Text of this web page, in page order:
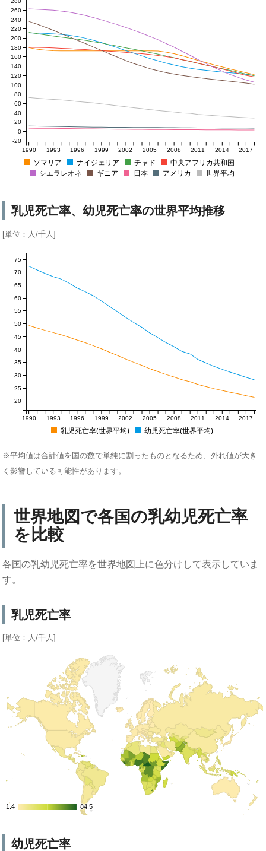
1990 1993 1996 1999 2002 2005 2008 2011 2014 2017
-20
0
20
40
60
80
100
120
140
160
180
200
220
240
260
ソマリア ナイジェリア チャド
中央アフリカ共和国
シエラレオネ
ギニア 日本 アメリカ 世界平均
乳児死亡率、幼児死亡率の世界平均推移
[単位：人/千人]
1990 1993 1996 1999 2002 2005 2008 2011 2014 2017
20
25
30
35
40
45
50
55
60
65
70
75
乳児死亡率(世界平均) 幼児死亡率(世界平均)
※平均値は合計値を国の数で単純に割ったものとなるため、外れ値が大き
く影響している可能性があります。
世界地図で各国の乳幼児死亡率
を比較
各国の乳幼児死亡率を世界地図上に色分けして表示していま
す。
乳児死亡率
[単位：人/千人]
1.4
1.4 84.5
84.5
幼児死亡率